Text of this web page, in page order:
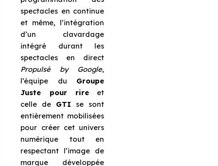
spectacles en continue
et même, l’intégration
d’un clavardage
intégré durant les
spectacles en direct
Propulsé by Google,
l’équipe du Groupe
Juste pour rireet
celle de GTI se sont
entièrement mobilisées
pour créer cet univers
numérique tout en
respectant l’image de
marque développée